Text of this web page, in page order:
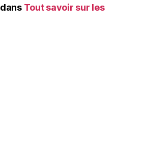
dans Tout savoir sur les